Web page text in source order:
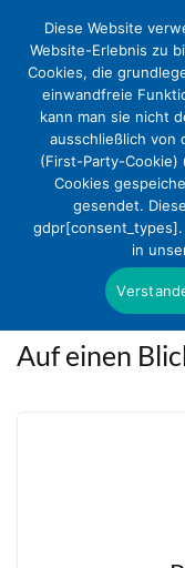
Themen
Auf einen
Diese Website
Website-Erlebnis zu
Cookies, die
einwandfreie
kann man sie nicht
ausschließlich von
(First-Party-Cookie)
Cookies
gesendet.
in